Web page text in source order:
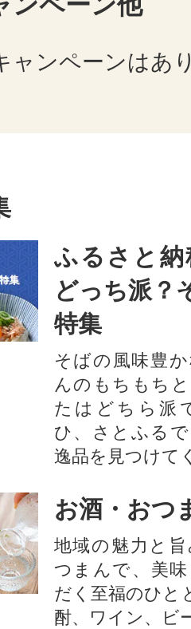
ャンペーンはあ
ふるさと
どっち派？
特集
そばの風味豊
んのもちもち
たはどちら派
ひ、さとふる
逸品を見つけて
お酒・おつ
地域の魅力と
つまんで、美
だく至福のひと
酎、ワイン、ビ